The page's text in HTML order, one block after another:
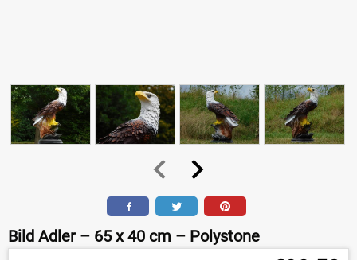
Bild Adler – 65 x 40 cm – Polystone